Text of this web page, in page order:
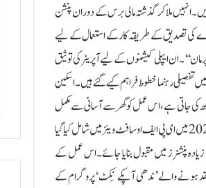
دوران موصول ہوئے مجموعی ڈی ایل سی کا تقریباً 10 فیصد کے بقدر ہیں۔انہیں ملا کر گذشتہ مالی برس کے دوران پنشن
سرٹیفکیٹس کی تعداد تقریباً 60 لاکھ کے بقدر ہے۔چہرے کی تصدیق کے طریقہ کار کے استعمال کے لیے
ان ایپلی کیشنوں کے لیے آپریٹر کی توثیق
رہنما خطوط فراہم کیے گئے ہیں۔ اسکین
کی جاتی ہے، اس عمل کو گھر سے آسانی سے مکمل
کیا جاسکتا ہے۔ای پی ایس پنشنرز کے ڈی ایل سی کے مقصد کے لیے اس جدید اور آسان تکنالوجی کا استعمال جولائی 2022 میں ای پی ایف او سافٹ ویئر میں شامل کیا گیا
زیادہ پنشنرز میں مقبول بنایا جائے۔ اس عمل کے
کے تمام اضلاع میں منعقد ہونے والے ’ندھی آپکے نِکٹ ‘پروگرام کے